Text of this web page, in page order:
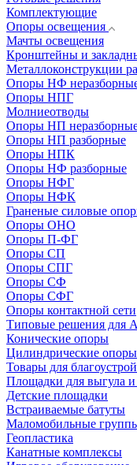
Комплектующие
Опоры освещения
Мачты освещения
Кронштейны и
Металлоконструкции
Опоры НФ
Опоры НПГ
Молниеотводы
Опоры НП
Опоры НП разборные
Опоры НПК
Опоры НФ разборные
Опоры НФГ
Опоры НФК
Граненые силовые
Опоры ОНО
Опоры П-ФГ
Опоры СП
Опоры СПГ
Опоры СФ
Опоры СФГ
Опоры контактной сети
Типовые решения для
Конические опоры
Цилиндрические опоры
Товары для
Площадки для выгула и
Детские площадки
Встраиваемые батуты
Маломобильные
Геопластика
Канатные комплексы